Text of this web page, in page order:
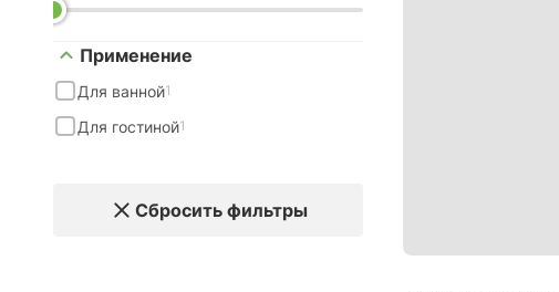
Применение
Для ванной1
Для гостиной1
Сбросить фильтры